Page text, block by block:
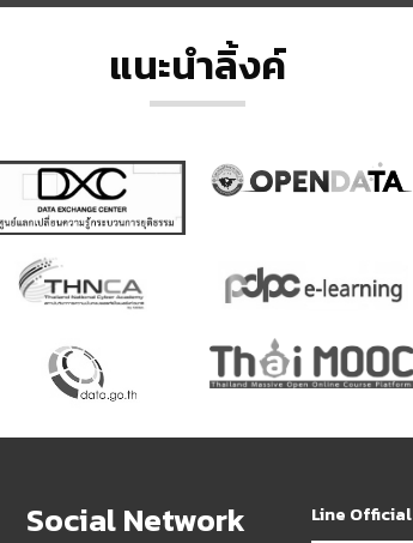
แนะนำลิ้งค์
Social Network Line Official